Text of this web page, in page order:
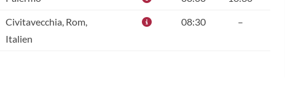
Civitavecchia, Rom,
Italien
08:30 –